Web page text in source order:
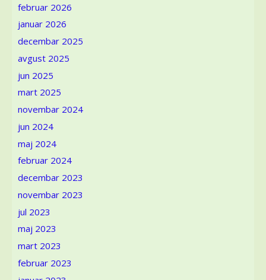
izbor
odgovarajućeg
smera
dobra
šansa
osiguramo
uredna
pletiva
hekleraje?
februar 2026
januar 2026
decembar 2025
avgust 2025
jun 2025
mart 2025
novembar 2024
jun 2024
maj 2024
februar 2024
decembar 2023
novembar 2023
jul 2023
maj 2023
mart 2023
februar 2023